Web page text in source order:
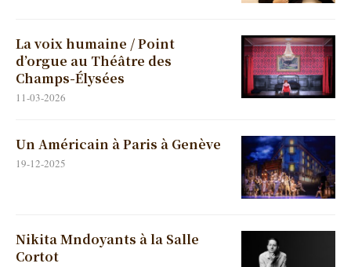
La voix humaine / Point
d’orgue au Théâtre des
Champs-Élysées
11-03-2026
Un Américain à Paris à Genève
19-12-2025
Nikita Mndoyants à la Salle
Cortot